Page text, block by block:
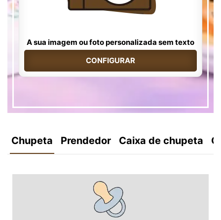
A sua imagem ou foto personalizada sem texto
CONFIGURAR
Chupeta Prendedor Caixa de chupeta